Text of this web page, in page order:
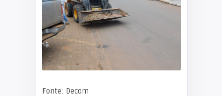
Fonte: Decom